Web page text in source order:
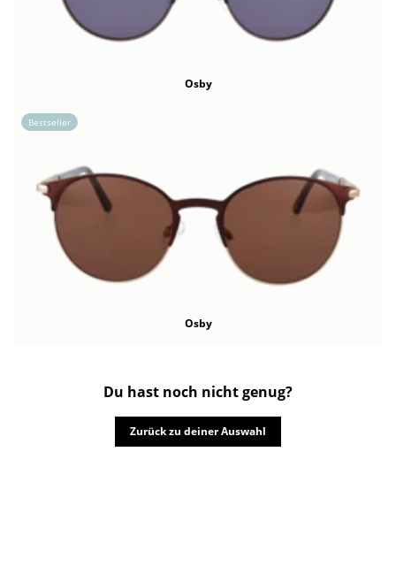
Osby
Bestseller
Osby
Du hast noch nicht genug?
Zurück zu deiner Auswahl